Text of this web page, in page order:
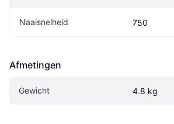
Naaisnelheid 750
Afmetingen
Gewicht 4.8 kg